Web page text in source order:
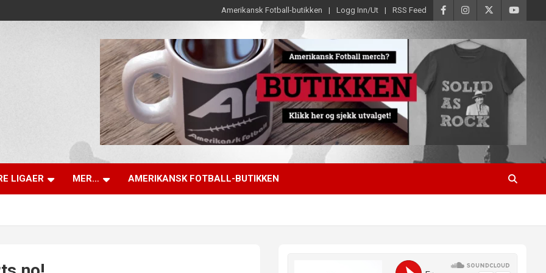
Amerikansk Fotball-butikken Logg Inn/Ut RSS Feed
LIGAER MER… AMERIKANSK FOTBALL-BUTIKKEN